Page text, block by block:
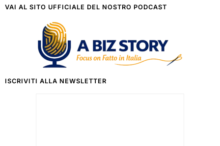
VAI AL SITO UFFICIALE DEL NOSTRO PODCAST
ISCRIVITI ALLA NEWSLETTER